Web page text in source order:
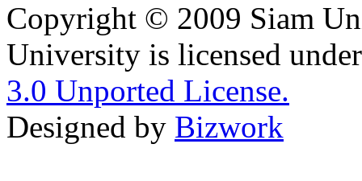
Copyright © 2009 Siam
University is licensed
3.0 Unported License.
Designed by Bizwork